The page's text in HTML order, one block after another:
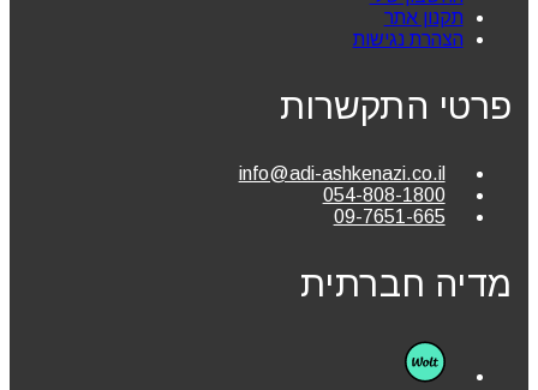
תקנון אתר
הצהרת נגישות
פרטי התקשרות
info@adi-ashkenazi.co.il
054-808-1800
09-7651-665
מדיה חברתית